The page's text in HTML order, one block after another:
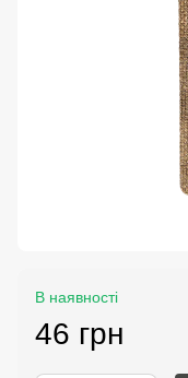
В наявності
46 грн